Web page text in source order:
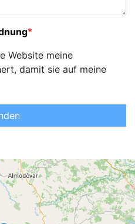
*
Website meine
damit sie auf meine